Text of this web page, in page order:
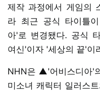
제작 과정에서 게임의
라 최근 공식 타이틀
아'로 변경됐다. 공식
여신'이자 '세상의 끝'이
NHN은 ▲'어비스디아'
미소녀 캐릭터 일러스